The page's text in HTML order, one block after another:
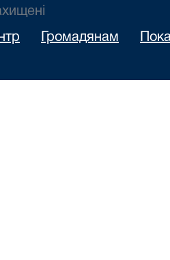
Громадянам